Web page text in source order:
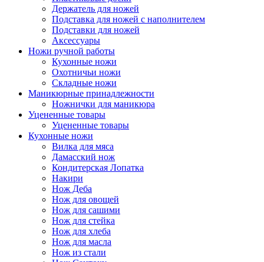
Держатель для ножей
Подставка для ножей с наполнителем
Подставки для ножей
Аксессуары
Ножи ручной работы
Кухонные ножи
Охотничьи ножи
Складные ножи
Маникюрные принадлежности
Ножнички для маникюра
Уцененные товары
Уцененные товары
Кухонные ножи
Вилка для мяса
Дамасский нож
Кондитерская Лопатка
Накири
Нож Деба
Нож для овощей
Нож для сашими
Нож для стейка
Нож для хлеба
Нож для масла
Нож из стали